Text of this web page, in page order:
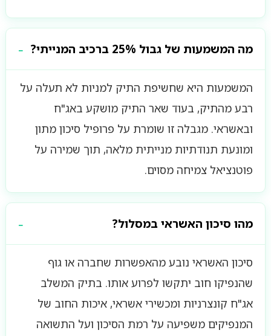
מה המשמעות של גבול 25% ברכיב המנייתי?
המשמעות היא שחשיפת התיק למניות לא תעלה על
רבע מהתיק, בעוד שאר התיק מושקע באג"ח
ובאשראי. מגבלה זו שומרת על פרופיל סיכון מתון
ומונעת תנודתיות מנייתית מלאה, תוך שמירה על
פוטנציאל צמיחה מסוים.
מהו סיכון האשראי במסלול?
סיכון האשראי נובע מהאפשרות שחברה או גוף
שהנפיקו חוב יתקשו לפרוע אותו. בתיק המשלב
אג"ח קונצרניות ומכשירי אשראי, איכות החוב של
המנפיקים משפיעה על רמת הסיכון ועל התשואה